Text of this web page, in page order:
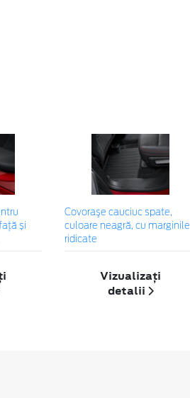
și
Covoraşe cauciuc spate,
culoare neagră, cu marginile
ridicate
Vizualizați
detalii